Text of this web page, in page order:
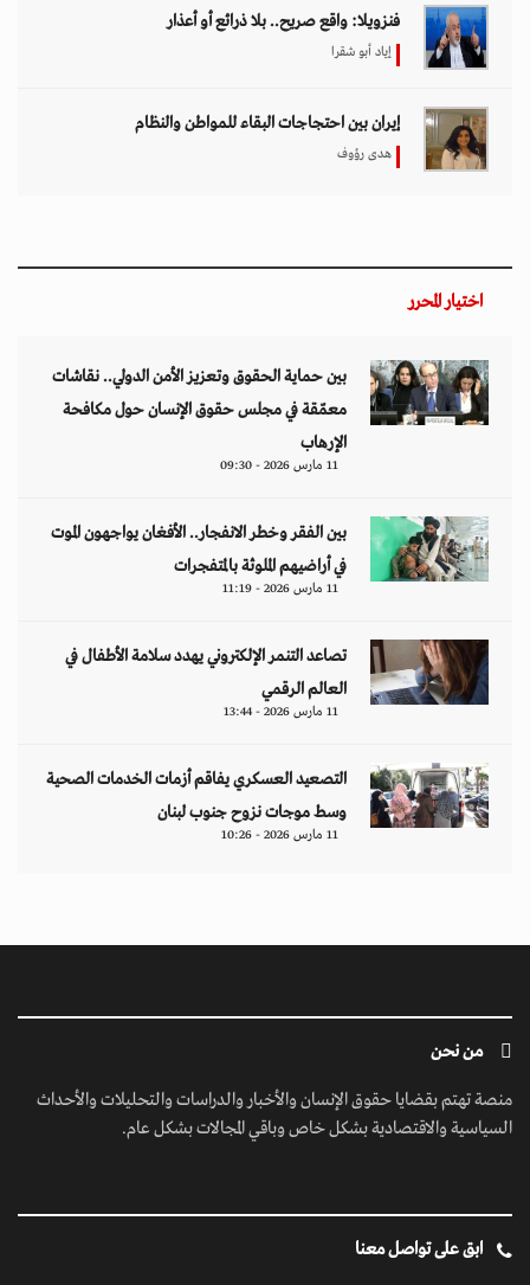
فنزويلا: واقع صريح.. بلا ذرائع أو أعذار
إياد أبو شقرا
إيران بين احتجاجات البقاء للمواطن والنظام
هدى رؤوف
اختيار المحرر
بين حماية الحقوق وتعزيز الأمن الدولي.. نقاشات
معمّقة في مجلس حقوق الإنسان حول مكافحة
الإرهاب
11 مارس 2026 - 09:30
بين الفقر وخطر الانفجار.. الأفغان يواجهون الموت
في أراضيهم الملوثة بالمتفجرات
11 مارس 2026 - 11:19
تصاعد التنمر الإلكتروني يهدد سلامة الأطفال في
العالم الرقمي
11 مارس 2026 - 13:44
التصعيد العسكري يفاقم أزمات الخدمات الصحية
وسط موجات نزوح جنوب لبنان
11 مارس 2026 - 10:26
من نحن
منصة تهتم بقضايا حقوق الإنسان والأخبار والدراسات والتحليلات والأحداث
السياسية والاقتصادية بشكل خاص وباقي المجالات بشكل عام.
ابق على تواصل معنا